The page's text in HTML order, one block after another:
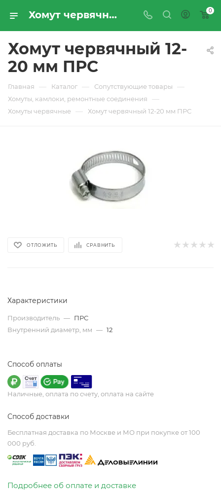
Хомут червячный 12-20 мм ПРС - купить по цене производителя с доставкой по Москве и России | ПРОМРЕСУРССЕРВИС 0
Хомут червячный 12-
20 мм ПРС
Главная — Каталог — Сопутствующие товары —
Хомуты, камлоки, ремонтные соединения —
Хомуты червячные — Хомут червячный 12-20 мм ПРС
ОТЛОЖИТЬ СРАВНИТЬ
Характеристики
Производитель — ПРС
Внутренний диаметр, мм — 12
Способ оплаты
Наличные, оплата по счету, оплата на сайте
Способ доставки
Бесплатная доставка по Москве и МО при покупке от 100
000 руб.
Подробнее об оплате и доставке